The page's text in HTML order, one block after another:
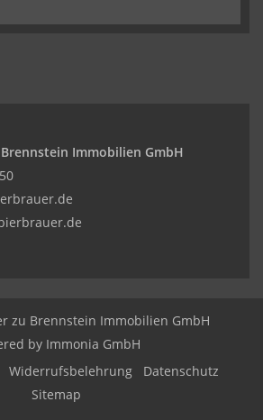
Immobilien GmbH
zu Brennstein Immobilien GmbH
by Immonia GmbH
Widerrufsbelehrung
Datenschutz
Sitemap